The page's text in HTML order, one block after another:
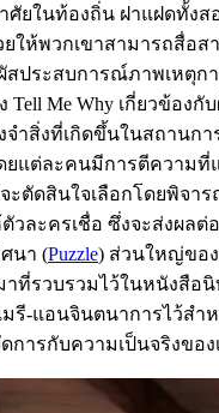
ยในท้องถิ่น ฝาแฝดทั้งส
ให้พวกเขาสามารถสื่อส
สประสบการณ์ภาพเหตุก
Tell Me Why เกี่ยวข้องกั
จำสิ่งที่เกิดขึ้นในสถานก
ยแต่ละคนมีการตีความที่
ะตัดสินใจเลือกโดยพิจา
วละครเชื่อ ซึ่งจะส่งผลต่
ศนา (Puzzle) ส่วนใหญ่ขอ
ที่รวบรวมไว้ในหนังสือนิ
รี-แอนจินตนาการไว้สำห
การกับความเป็นจริงของ